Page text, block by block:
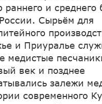
раннего и среднего
Сырьём для
и Приуралье
медистые
век и позднее
залежи
современного